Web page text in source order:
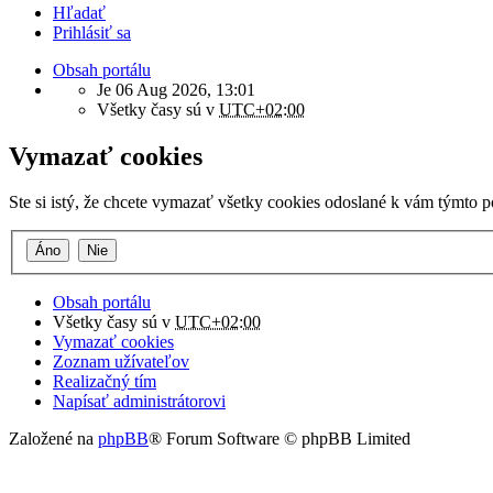
Hľadať
Prihlásiť sa
Obsah portálu
Je 06 Aug 2026, 13:01
Všetky časy sú v UTC+02:00
Vymazať cookies
Ste si istý, že chcete vymazať všetky cookies odoslané k vám týmto
Obsah portálu
Všetky časy sú v UTC+02:00
Vymazať cookies
Zoznam užívateľov
Realizačný tím
Napísať administrátorovi
Založené na phpBB® Forum Software © phpBB Limited